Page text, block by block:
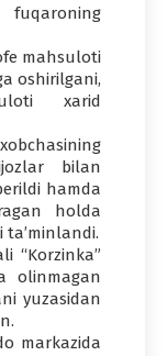
mahsuloti
oshirilgani,
xarid
bilan
hamda
holda
ta’minlandi.
“Korzinka”
olinmagan
yuzasidan
markazida